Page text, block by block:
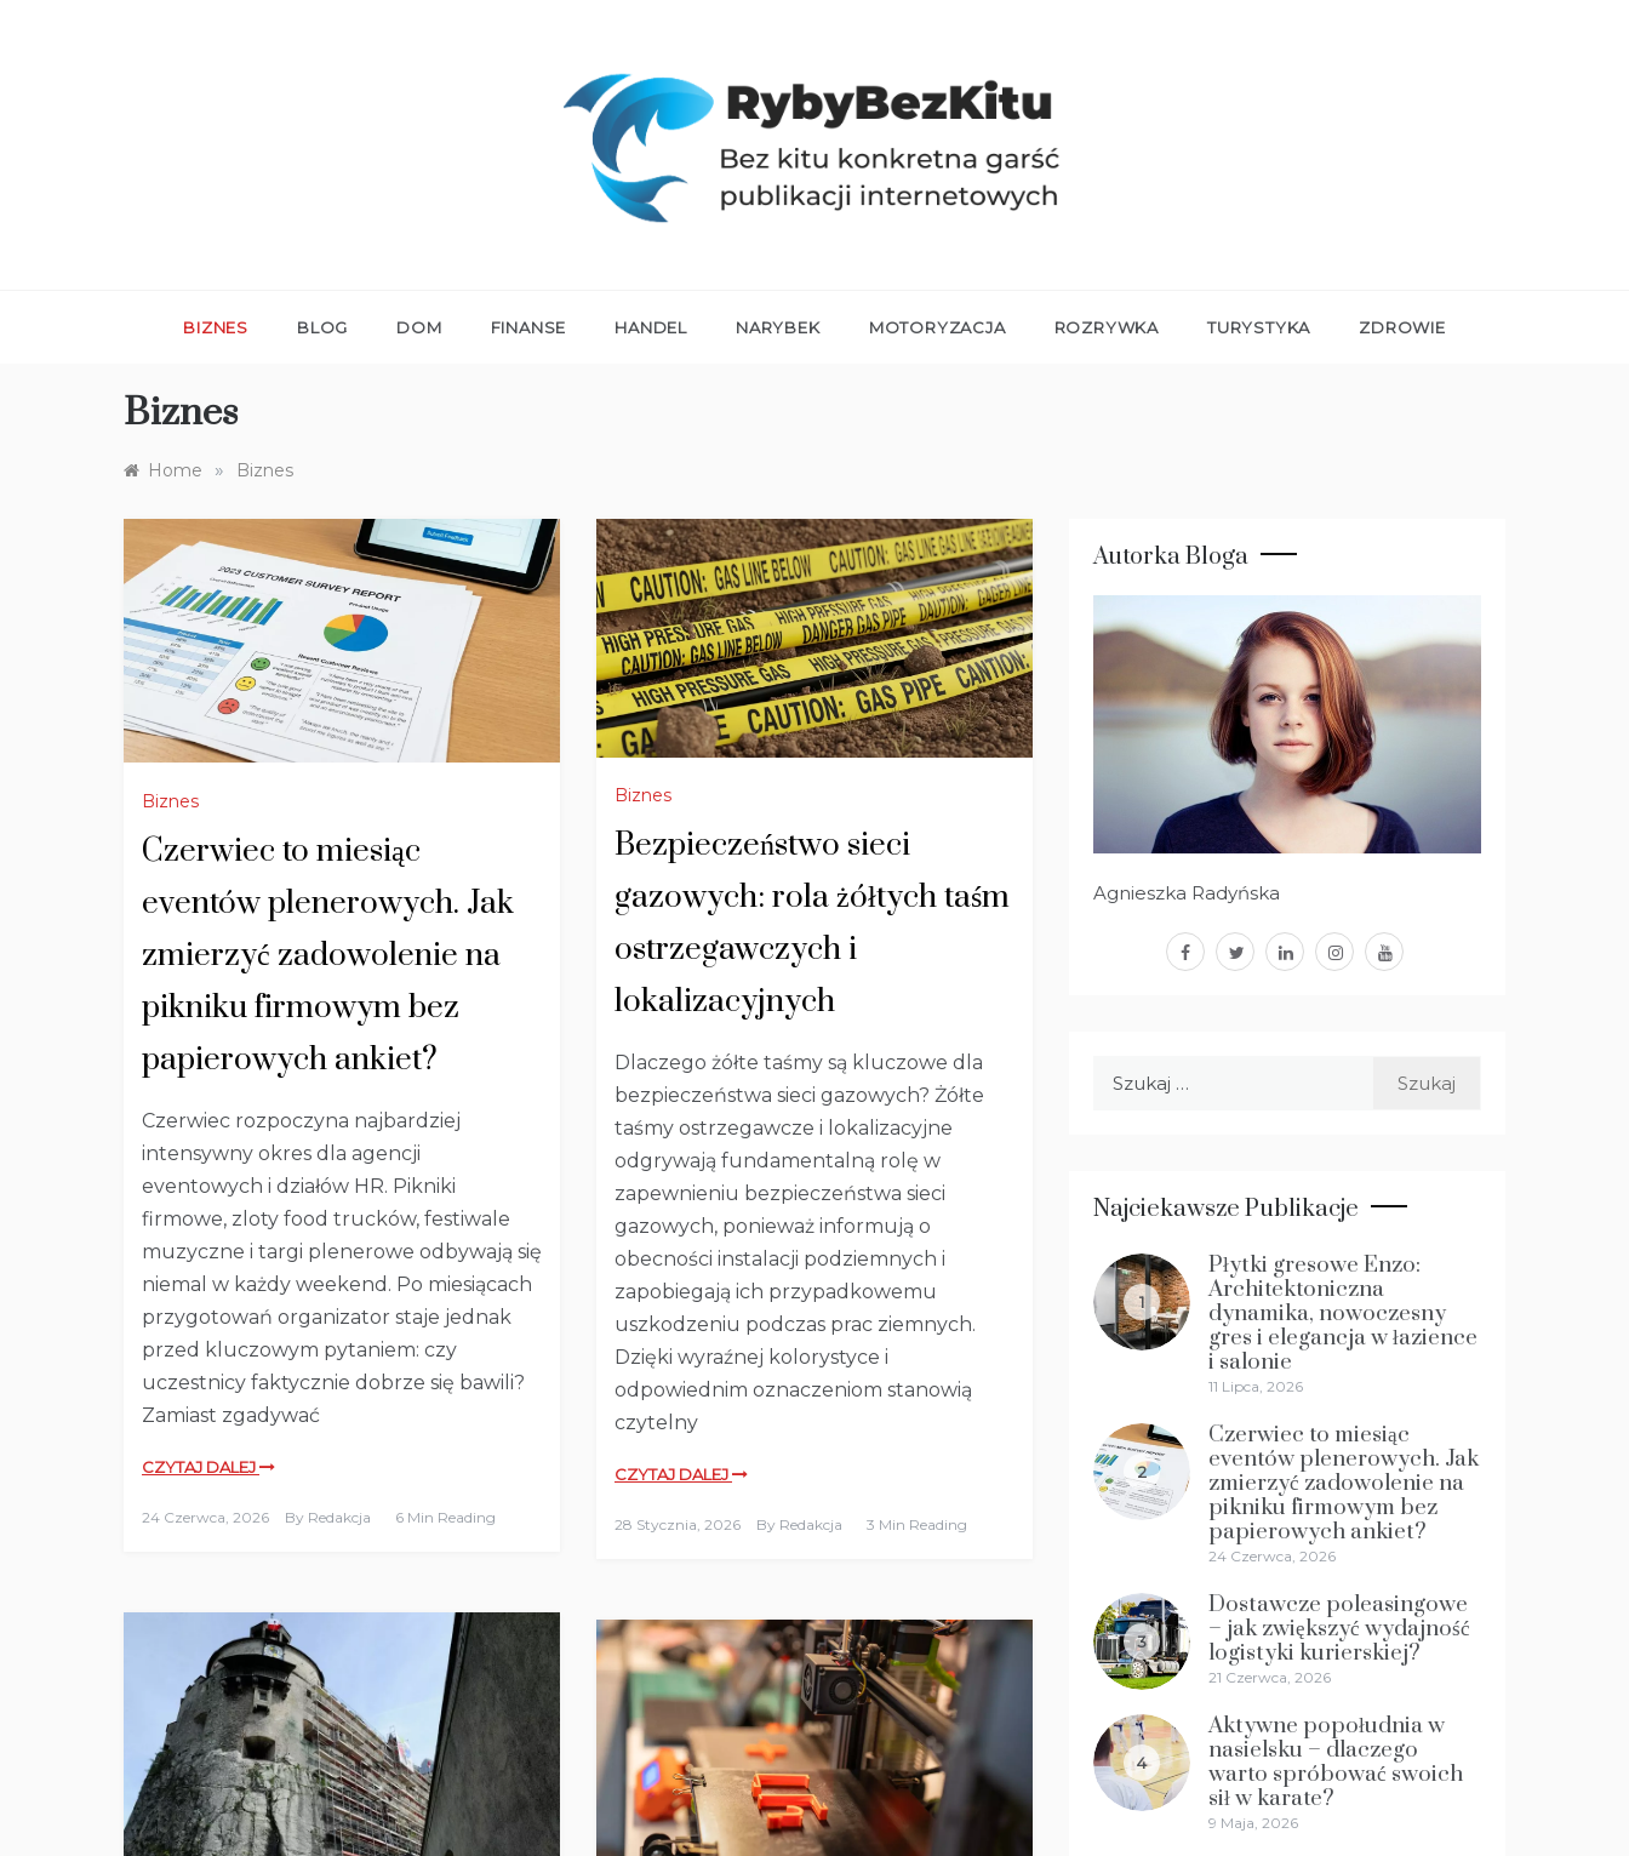
BIZNES BLOG DOM FINANSE HANDEL NARYBEK MOTORYZACJA ROZRYWKA TURYSTYKA ZDROWIE
Biznes
Home » Biznes
Biznes
Czerwiec to miesiąc
eventów plenerowych. Jak
zmierzyć zadowolenie na
pikniku firmowym bez
papierowych ankiet?
Czerwiec rozpoczyna najbardziej
intensywny okres dla agencji
eventowych i działów HR. Pikniki
firmowe, zloty food trucków, festiwale
muzyczne i targi plenerowe odbywają się
niemal w każdy weekend. Po miesiącach
przygotowań organizator staje jednak
przed kluczowym pytaniem: czy
uczestnicy faktycznie dobrze się bawili?
Zamiast zgadywać
CZYTAJ DALEJ
24 Czerwca, 2026 By Redakcja 6 Min Reading
Biznes
Bezpieczeństwo sieci
gazowych: rola żółtych taśm
ostrzegawczych i
lokalizacyjnych
Dlaczego żółte taśmy są kluczowe dla
bezpieczeństwa sieci gazowych? Żółte
taśmy ostrzegawcze i lokalizacyjne
odgrywają fundamentalną rolę w
zapewnieniu bezpieczeństwa sieci
gazowych, ponieważ informują o
obecności instalacji podziemnych i
zapobiegają ich przypadkowemu
uszkodzeniu podczas prac ziemnych.
Dzięki wyraźnej kolorystyce i
odpowiednim oznaczeniom stanowią
czytelny
CZYTAJ DALEJ
28 Stycznia, 2026 By Redakcja 3 Min Reading
Autorka Bloga
Agnieszka Radyńska
facebook
twitterlinkedininstagram
youtube
Najciekawsze Publikacje
1
Płytki gresowe Enzo:
Architektoniczna
dynamika, nowoczesny
gres i elegancja w łazience
i salonie
11 Lipca, 2026
2
Czerwiec to miesiąc
eventów plenerowych. Jak
zmierzyć zadowolenie na
pikniku firmowym bez
papierowych ankiet?
24 Czerwca, 2026
3
Dostawcze poleasingowe
– jak zwiększyć wydajność
logistyki kurierskiej?
21 Czerwca, 2026
4
Aktywne popołudnia w
nasielsku – dlaczego
warto spróbować swoich
sił w karate?
9 Maja, 2026